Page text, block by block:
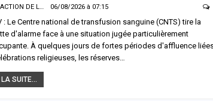
06/08/2026 à 07:15
: Le Centre national de transfusion sanguine (CNTS) tire la
d'alarme face à une situation jugée particulièrement
À quelques jours de fortes périodes d'affluence
religieuses, les réserves…
LA SUITE...